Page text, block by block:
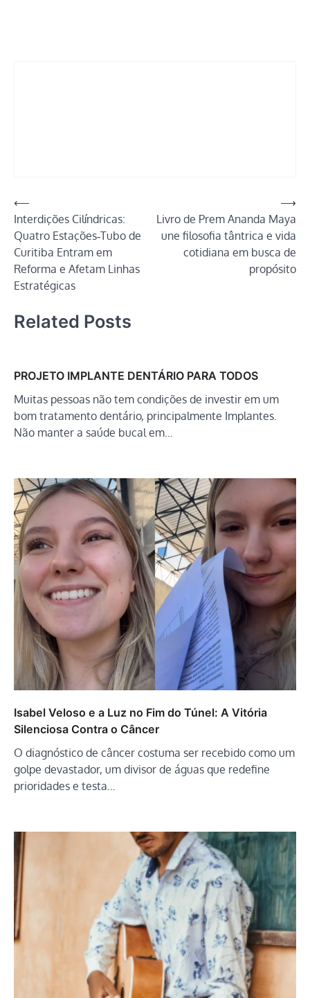
Navegação
de
Post
⟵
Interdições Cilíndricas:
Quatro Estações‑Tubo de
Curitiba Entram em
Reforma e Afetam Linhas
Estratégicas
Livro de Prem Ananda Maya
une filosofia tântrica e vida
cotidiana em busca de
propósito
⟶
Related Posts
PROJETO IMPLANTE DENTÁRIO PARA TODOS
Muitas pessoas não tem condições de investir em um
bom tratamento dentário, principalmente Implantes.
Não manter a saúde bucal em…
Isabel Veloso e a Luz no Fim do Túnel: A Vitória
Silenciosa Contra o Câncer
O diagnóstico de câncer costuma ser recebido como um
golpe devastador, um divisor de águas que redefine
prioridades e testa…